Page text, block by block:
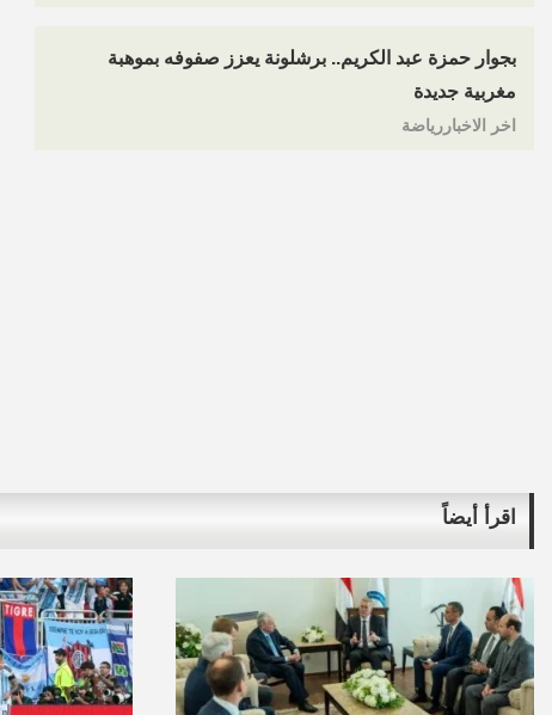
بجوار حمزة عبد الكريم.. برشلونة يعزز صفوفه بموهبة
مغربية جديدة
اخر الاخباررياضة
اقرأ أيضاً